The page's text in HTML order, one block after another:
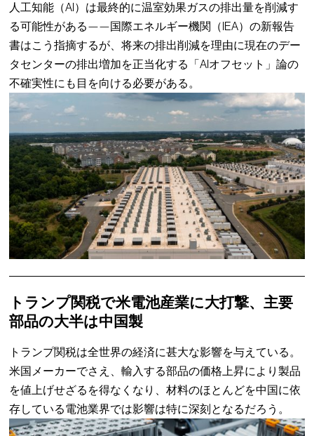
人工知能（AI）は最終的に温室効果ガスの排出量を削減す
る可能性がある——国際エネルギー機関（IEA）の新報告
書はこう指摘するが、将来の排出削減を理由に現在のデー
タセンターの排出増加を正当化する「AIオフセット」論の
不確実性にも目を向ける必要がある。
トランプ関税で米電池産業に大打撃、主要
部品の大半は中国製
トランプ関税は全世界の経済に甚大な影響を与えている。
米国メーカーでさえ、輸入する部品の価格上昇により製品
を値上げせざるを得なくなり、材料のほとんどを中国に依
存している電池業界では影響は特に深刻となるだろう。